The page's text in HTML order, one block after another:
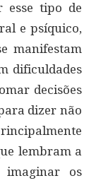
esse tipo de
e psíquico,
manifestam
dificuldades
decisões
dizer não
lembram a
imaginar os